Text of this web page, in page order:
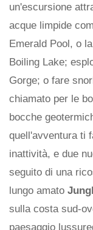
un'escursione
acque limpide
Emerald Pool, o
Boiling Lake;
Gorge; o fare
chiamato per le
bocche
quell'avventura ti
inattività, e due
seguito di una
lungo amato
sulla costa sud-
paesaggio